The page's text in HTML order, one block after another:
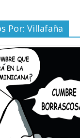
Por: Villafaña